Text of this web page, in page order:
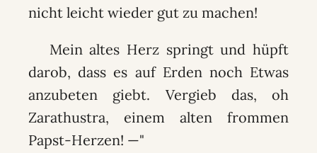
nicht leicht wieder gut zu machen!
Mein altes Herz springt und hüpft
darob, dass es auf Erden noch Etwas
anzubeten giebt. Vergieb das, oh
Zarathustra, einem alten frommen
Papst-Herzen! —"